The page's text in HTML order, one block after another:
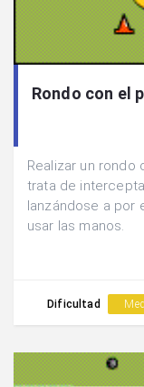
Rondo con el
Realizar un
trata de
lanzándose a por
usar las manos.
Dificultad